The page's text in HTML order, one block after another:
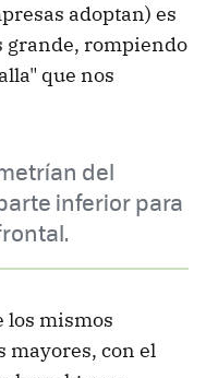
adoptan) es
rompiendo
que nos
del
inferior para
los mismos
mayores, con el